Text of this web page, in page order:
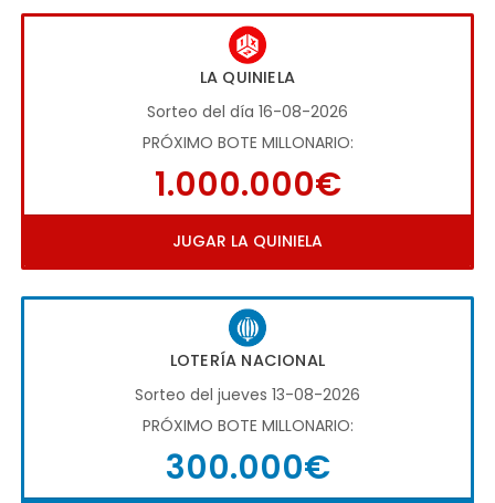
LA QUINIELA
Sorteo del día 16-08-2026
PRÓXIMO BOTE MILLONARIO:
1.000.000€
JUGAR LA QUINIELA
LOTERÍA NACIONAL
Sorteo del jueves 13-08-2026
PRÓXIMO BOTE MILLONARIO:
300.000€